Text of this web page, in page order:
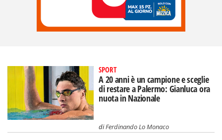
SPORT
A 20 anni è un campione e sceglie
di restare a Palermo: Gianluca ora
nuota in Nazionale
diFerdinando Lo Monaco